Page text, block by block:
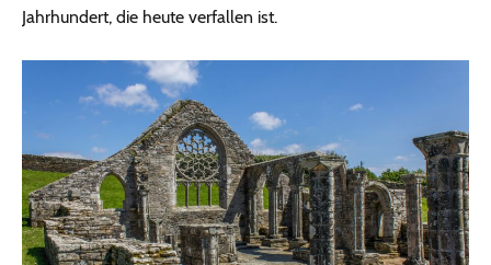
Jahrhundert, die heute verfallen ist.